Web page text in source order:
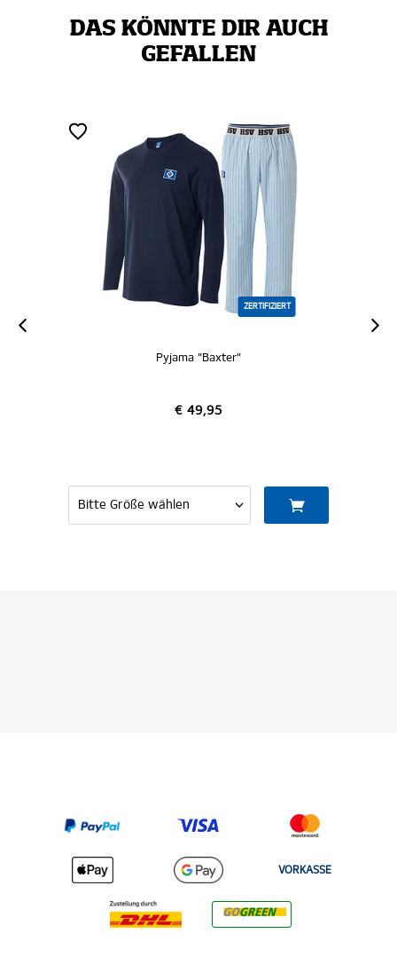
DAS KÖNNTE DIR AUCH
GEFALLEN
ZERTIFIZIERT
Pyjama "Baxter"
€ 49,95
VORKASSE